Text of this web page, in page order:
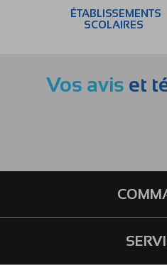
ÉTABLISSEMENTS
SCOLAIRES
Vos avis et